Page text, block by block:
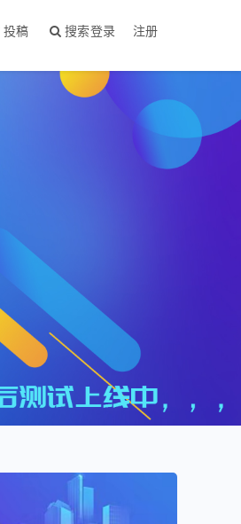
投稿 搜索登录 注册